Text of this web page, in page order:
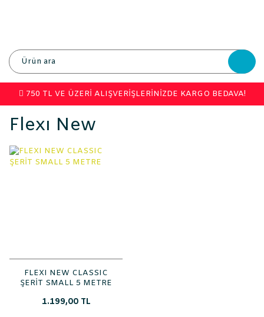
750 TL VE ÜZERİ ALIŞVERİŞLERİNİZDE KARGO BEDAVA!
Flexı New
FLEXI NEW CLASSIC
ŞERİT SMALL 5 METRE
1.199,00 TL